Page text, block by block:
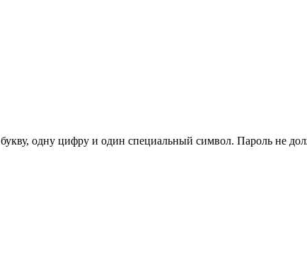
одну цифру и один специальный символ. Пароль не